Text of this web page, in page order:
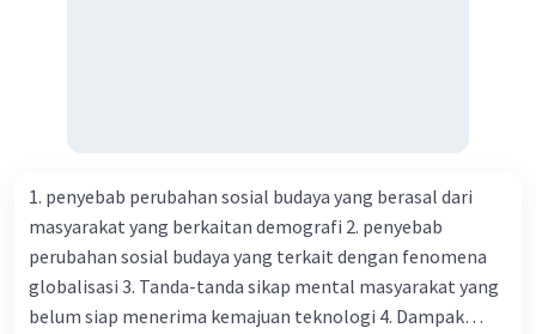
1. penyebab perubahan sosial budaya yang berasal dari
masyarakat yang berkaitan demografi 2. penyebab
perubahan sosial budaya yang terkait dengan fenomena
globalisasi 3. Tanda-tanda sikap mental masyarakat yang
belum siap menerima kemajuan teknologi 4. Dampak